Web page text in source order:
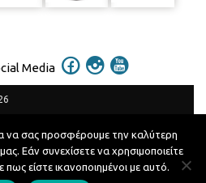
Media
να σας προσφέρουμε την καλύτερη
Εάν συνεχίσετε να χρησιμοποιείτε
είστε ικανοποιημένοι με αυτό.